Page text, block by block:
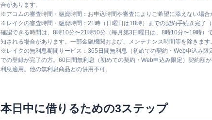
合があります。
※アコムの審査時間・融資時間：お申込時間や審査によりご希望に添えない場合
※ レイクの審査時間・融資時間：21時（日曜日は18時）までの契約手続き完了
確認できる時間は、8時10分〜21時50分（毎月第3日曜日は、8時10分〜19時
知される場合があります。一部金融機関および、メンテナンス時間等を除きます。
※ レイクの無利息期間サービス：365日間無利息（初めての契約・Web申込み
での登録が完了の方。60日間無利息（初めての契約・Web申込み限定）契約額
利息適用。他の無利息商品との併用不可。
本日中に借りるための3ステップ